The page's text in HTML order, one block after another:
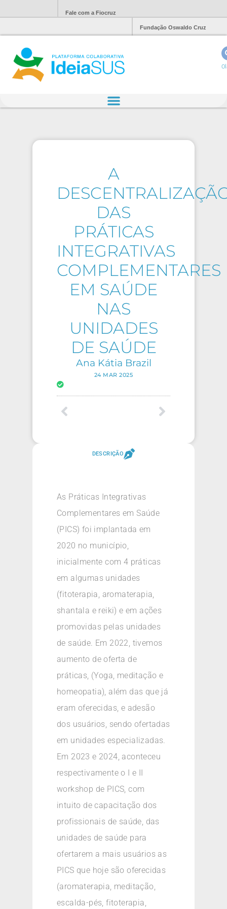
Fale com a Fiocruz
Fundação Oswaldo Cruz
A
DAS
PRÁTICAS
INTEGRATIVAS
COMPLEMENTARES
EM SAÚDE
NAS
UNIDADES
DE SAÚDE
Ana Kátia Brazil
24 MAR 2025
DESCRIÇÃO
As Práticas Integrativas
Complementares em Saúde
(PICS) foi implantada em
2020 no município,
inicialmente com 4 práticas
em algumas unidades
(fitoterapia, aromaterapia,
shantala e reiki) e em ações
promovidas pelas unidades
de saúde. Em 2022, tivemos
aumento de oferta de
práticas, (Yoga, meditação e
homeopatia), além das que já
eram oferecidas, e adesão
dos usuários, sendo ofertadas
em unidades especializadas.
Em 2023 e 2024, aconteceu
respectivamente o I e II
workshop de PICS, com
intuito de capacitação dos
profissionais de saúde, das
unidades de saúde para
ofertarem a mais usuários as
PICS que hoje são oferecidas
(aromaterapia, meditação,
escalda-pés, fitoterapia,